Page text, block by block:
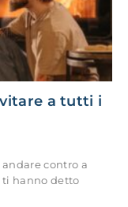
a tutti i
contro a
hanno detto